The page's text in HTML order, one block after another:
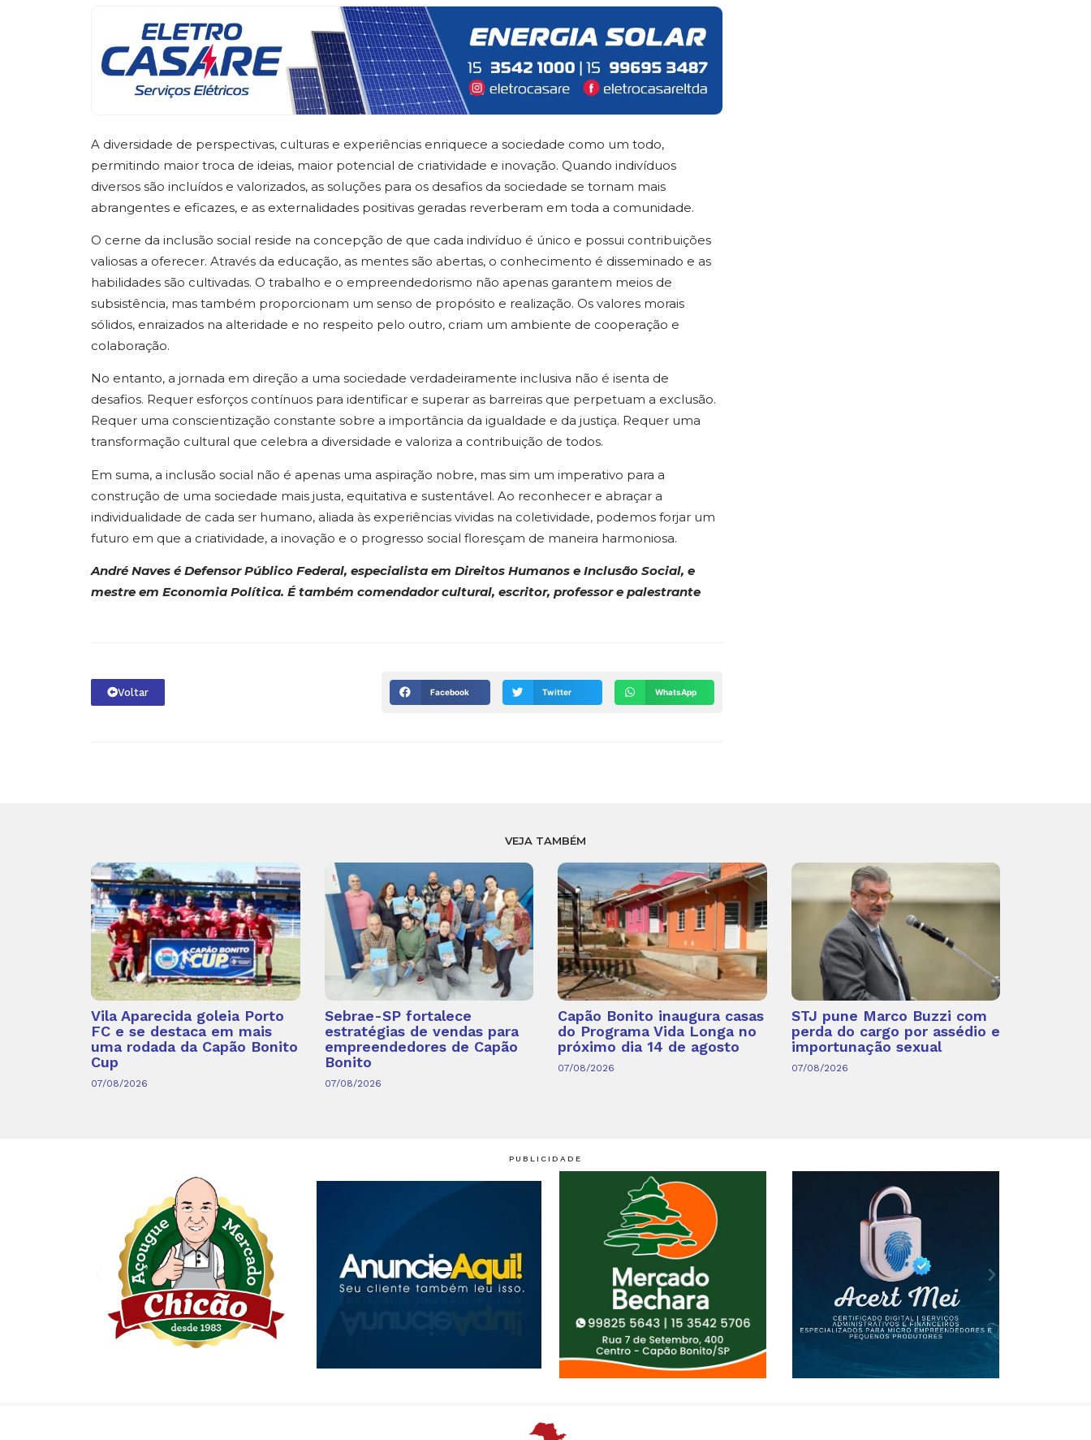
A diversidade de perspectivas, culturas e experiências enriquece a sociedade como um todo,
permitindo maior troca de ideias, maior potencial de criatividade e inovação. Quando indivíduos
diversos são incluídos e valorizados, as soluções para os desafios da sociedade se tornam mais
abrangentes e eficazes, e as externalidades positivas geradas reverberam em toda a comunidade.
O cerne da inclusão social reside na concepção de que cada indivíduo é único e possui contribuições
valiosas a oferecer. Através da educação, as mentes são abertas, o conhecimento é disseminado e as
habilidades são cultivadas. O trabalho e o empreendedorismo não apenas garantem meios de
subsistência, mas também proporcionam um senso de propósito e realização. Os valores morais
sólidos, enraizados na alteridade e no respeito pelo outro, criam um ambiente de cooperação e
colaboração.
No entanto, a jornada em direção a uma sociedade verdadeiramente inclusiva não é isenta de
desafios. Requer esforços contínuos para identificar e superar as barreiras que perpetuam a exclusão.
Requer uma conscientização constante sobre a importância da igualdade e da justiça. Requer uma
transformação cultural que celebra a diversidade e valoriza a contribuição de todos.
Em suma, a inclusão social não é apenas uma aspiração nobre, mas sim um imperativo para a
construção de uma sociedade mais justa, equitativa e sustentável. Ao reconhecer e abraçar a
individualidade de cada ser humano, aliada às experiências vividas na coletividade, podemos forjar um
futuro em que a criatividade, a inovação e o progresso social floresçam de maneira harmoniosa.
André Naves é Defensor Público Federal, especialista em Direitos Humanos e Inclusão Social, e
mestre em Economia Política. É também comendador cultural, escritor, professor e palestrante
Voltar Facebook Twitter WhatsApp
VEJA TAMBÉM
Vila Aparecida goleia Porto
FC e se destaca em mais
uma rodada da Capão Bonito
Cup
07/08/2026
Sebrae-SP fortalece
estratégias de vendas para
empreendedores de Capão
Bonito
07/08/2026
Capão Bonito inaugura casas
do Programa Vida Longa no
próximo dia 14 de agosto
07/08/2026
STJ pune Marco Buzzi com
perda do cargo por assédio e
importunação sexual
07/08/2026
PUBLICIDADE